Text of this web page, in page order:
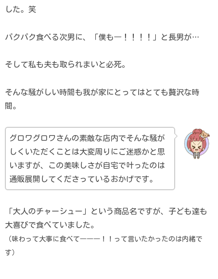
した。笑
パクパク食べる次男に、「僕も―！！！！」と長男が…
そして私も夫も取られまいと必死。
そんな騒がしい時間も我が家にとってはとても贅沢な時
間。
グロワグロワさんの素敵な店内でそんな騒が
しくいただくことは大変周りにご迷惑かと思
いますが、この美味しさが自宅で叶ったのは
通販展開してくださっているおかげです。
「大人のチャーシュー」という商品名ですが、子ども達も
大喜びで食べていました。
（味わって大事に食べて―――！！って言いたかったのは内緒で
す）